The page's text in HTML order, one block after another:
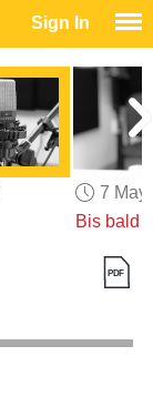
Sign In
7 May
Bis bald